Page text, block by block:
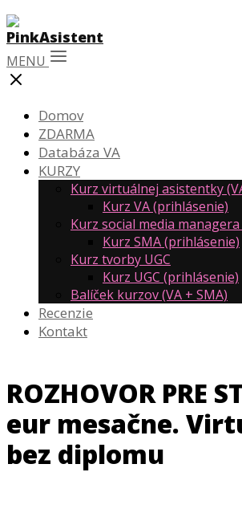
MENU
Domov
ZDARMA
Databáza VA
KURZY
Kurz virtuálnej asistentky
Kurz VA (prihlásenie)
Kurz social media managera
Kurz SMA (prihlásenie)
Kurz tvorby UGC
Kurz UGC (prihlásenie)
Balíček kurzov (VA + SMA)
Recenzie
Kontakt
ROZHOVOR PRE
eur mesačne.
bez diplomu